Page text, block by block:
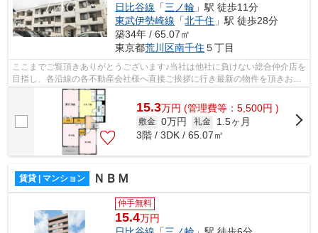
日比谷線 「三ノ輪 」駅 徒歩11分
東武伊勢崎線 「北千住 」駅 徒歩28分
築34年 / 65.07㎡
東京都荒川区南千住 ５丁目
ここまでご覧頂きありがとうございます♪当社は他社に負けない総合仲介店を
目指し、各沿線の各不動産会社様へ直接ご挨拶に行き最新の物件を頂きお客
様へ提供しております！最新の情報は...
15.3万円 (管理費等：5,500円 )
敷金 0万円 礼金
1.5ヶ月
3階 / 3DK / 65.07㎡
賃貸 | マンション ＮＢＭ
仲手無料
15.4万円